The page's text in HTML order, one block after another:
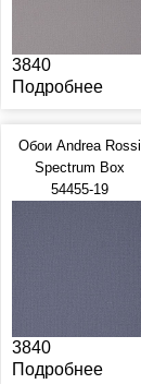
3840
Подробнее
Обои Andrea Rossi
Spectrum Box
54455-19
3840
Подробнее